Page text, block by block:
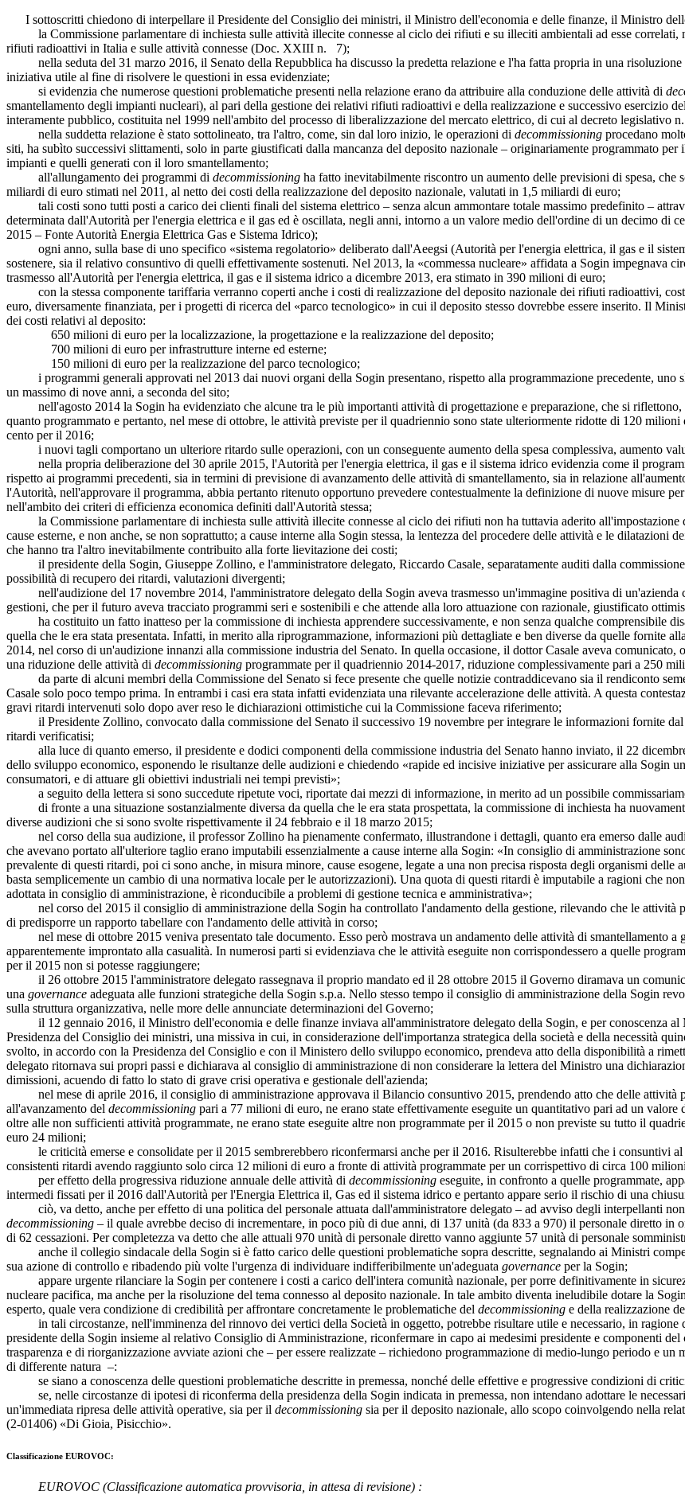
I sottoscritti chiedono di interpellare il Presidente del Consiglio dei ministri, il Ministro dell'economia e delle finanze, il Ministro
la Commissione parlamentare di inchiesta sulle attività illecite connesse al ciclo dei rifiuti e su illeciti ambientali ad esse correlati,
rifiuti radioattivi in Italia e sulle attività connesse (Doc. XXIII n. 7);
nella seduta del 31 marzo 2016, il Senato della Repubblica ha discusso la predetta relazione e l'ha fatta propria in una
iniziativa utile al fine di risolvere le questioni in essa evidenziate;
si evidenzia che numerose questioni problematiche presenti nella relazione erano da attribuire alla conduzione delle attività di
smantellamento degli impianti nucleari), al pari della gestione dei relativi rifiuti radioattivi e della realizzazione e successivo esercizio
interamente pubblico, costituita nel 1999 nell'ambito del processo di liberalizzazione del mercato elettrico, di cui al decreto legislativo
nella suddetta relazione è stato sottolineato, tra l'altro, come, sin dal loro inizio, le operazioni di decommissioning procedano
siti, ha subìto successivi slittamenti, solo in parte giustificati dalla mancanza del deposito nazionale – originariamente programmato
impianti e quelli generati con il loro smantellamento;
all'allungamento dei programmi di decommissioning ha fatto inevitabilmente riscontro un aumento delle previsioni di spesa,
miliardi di euro stimati nel 2011, al netto dei costi della realizzazione del deposito nazionale, valutati in 1,5 miliardi di euro;
tali costi sono tutti posti a carico dei clienti finali del sistema elettrico – senza alcun ammontare totale massimo predefinito –
determinata dall'Autorità per l'energia elettrica e il gas ed è oscillata, negli anni, intorno a un valore medio dell'ordine di un decimo di
2015 – Fonte Autorità Energia Elettrica Gas e Sistema Idrico);
ogni anno, sulla base di uno specifico «sistema regolatorio» deliberato dall'Aeegsi (Autorità per l'energia elettrica, il gas e il
sostenere, sia il relativo consuntivo di quelli effettivamente sostenuti. Nel 2013, la «commessa nucleare» affidata a Sogin
trasmesso all'Autorità per l'energia elettrica, il gas e il sistema idrico a dicembre 2013, era stimato in 390 milioni di euro;
con la stessa componente tariffaria verranno coperti anche i costi di realizzazione del deposito nazionale dei rifiuti radioattivi,
euro, diversamente finanziata, per i progetti di ricerca del «parco tecnologico» in cui il deposito stesso dovrebbe essere inserito. Il
dei costi relativi al deposito:
650 milioni di euro per la localizzazione, la progettazione e la realizzazione del deposito;
700 milioni di euro per infrastrutture interne ed esterne;
150 milioni di euro per la realizzazione del parco tecnologico;
i programmi generali approvati nel 2013 dai nuovi organi della Sogin presentano, rispetto alla programmazione precedente, uno
un massimo di nove anni, a seconda del sito;
nell'agosto 2014 la Sogin ha evidenziato che alcune tra le più importanti attività di progettazione e preparazione, che si riflettono,
quanto programmato e pertanto, nel mese di ottobre, le attività previste per il quadriennio sono state ulteriormente ridotte di 120
cento per il 2016;
i nuovi tagli comportano un ulteriore ritardo sulle operazioni, con un conseguente aumento della spesa complessiva, aumento
nella propria deliberazione del 30 aprile 2015, l'Autorità per l'energia elettrica, il gas e il sistema idrico evidenzia come il
rispetto ai programmi precedenti, sia in termini di previsione di avanzamento delle attività di smantellamento, sia in relazione
l'Autorità, nell'approvare il programma, abbia pertanto ritenuto opportuno prevedere contestualmente la definizione di nuove misure
nell'ambito dei criteri di efficienza economica definiti dall'Autorità stessa;
la Commissione parlamentare di inchiesta sulle attività illecite connesse al ciclo dei rifiuti non ha tuttavia aderito all'impostazione
cause esterne, e non anche, se non soprattutto; a cause interne alla Sogin stessa, la lentezza del procedere delle attività e le dilatazioni
che hanno tra l'altro inevitabilmente contribuito alla forte lievitazione dei costi;
il presidente della Sogin, Giuseppe Zollino, e l'amministratore delegato, Riccardo Casale, separatamente auditi dalla
possibilità di recupero dei ritardi, valutazioni divergenti;
nell'audizione del 17 novembre 2014, l'amministratore delegato della Sogin aveva trasmesso un'immagine positiva di un'azienda
gestioni, che per il futuro aveva tracciato programmi seri e sostenibili e che attende alla loro attuazione con razionale, giustificato
ha costituito un fatto inatteso per la commissione di inchiesta apprendere successivamente, e non senza qualche comprensibile
quella che le era stata presentata. Infatti, in merito alla riprogrammazione, informazioni più dettagliate e ben diverse da quelle fornite
2014, nel corso di un'audizione innanzi alla commissione industria del Senato. In quella occasione, il dottor Casale aveva
una riduzione delle attività di decommissioning programmate per il quadriennio 2014-2017, riduzione complessivamente pari a 250
da parte di alcuni membri della Commissione del Senato si fece presente che quelle notizie contraddicevano sia il rendiconto
Casale solo poco tempo prima. In entrambi i casi era stata infatti evidenziata una rilevante accelerazione delle attività. A questa
gravi ritardi intervenuti solo dopo aver reso le dichiarazioni ottimistiche cui la Commissione faceva riferimento;
il Presidente Zollino, convocato dalla commissione del Senato il successivo 19 novembre per integrare le informazioni fornite dal
ritardi verificatisi;
alla luce di quanto emerso, il presidente e dodici componenti della commissione industria del Senato hanno inviato, il 22
dello sviluppo economico, esponendo le risultanze delle audizioni e chiedendo «rapide ed incisive iniziative per assicurare alla Sogin
consumatori, e di attuare gli obiettivi industriali nei tempi previsti»;
a seguito della lettera si sono succedute ripetute voci, riportate dai mezzi di informazione, in merito ad un possibile
di fronte a una situazione sostanzialmente diversa da quella che le era stata prospettata, la commissione di inchiesta ha
diverse audizioni che si sono svolte rispettivamente il 24 febbraio e il 18 marzo 2015;
nel corso della sua audizione, il professor Zollino ha pienamente confermato, illustrandone i dettagli, quanto era emerso dalle
che avevano portato all'ulteriore taglio erano imputabili essenzialmente a cause interne alla Sogin: «In consiglio di amministrazione
prevalente di questi ritardi, poi ci sono anche, in misura minore, cause esogene, legate a una non precisa risposta degli organismi delle
basta semplicemente un cambio di una normativa locale per le autorizzazioni). Una quota di questi ritardi è imputabile a ragioni che
adottata in consiglio di amministrazione, è riconducibile a problemi di gestione tecnica e amministrativa»;
nel corso del 2015 il consiglio di amministrazione della Sogin ha controllato l'andamento della gestione, rilevando che le attività
di predisporre un rapporto tabellare con l'andamento delle attività in corso;
nel mese di ottobre 2015 veniva presentato tale documento. Esso però mostrava un andamento delle attività di smantellamento a
apparentemente improntato alla casualità. In numerosi parti si evidenziava che le attività eseguite non corrispondessero a quelle
per il 2015 non si potesse raggiungere;
il 26 ottobre 2015 l'amministratore delegato rassegnava il proprio mandato ed il 28 ottobre 2015 il Governo diramava un
una governance adeguata alle funzioni strategiche della Sogin s.p.a. Nello stesso tempo il consiglio di amministrazione della Sogin
sulla struttura organizzativa, nelle more delle annunciate determinazioni del Governo;
il 12 gennaio 2016, il Ministro dell'economia e delle finanze inviava all'amministratore delegato della Sogin, e per conoscenza al
Presidenza del Consiglio dei ministri, una missiva in cui, in considerazione dell'importanza strategica della società e della necessità
svolto, in accordo con la Presidenza del Consiglio e con il Ministero dello sviluppo economico, prendeva atto della disponibilità a
delegato ritornava sui propri passi e dichiarava al consiglio di amministrazione di non considerare la lettera del Ministro una
dimissioni, acuendo di fatto lo stato di grave crisi operativa e gestionale dell'azienda;
nel mese di aprile 2016, il consiglio di amministrazione approvava il Bilancio consuntivo 2015, prendendo atto che delle attività
all'avanzamento del decommissioning pari a 77 milioni di euro, ne erano state effettivamente eseguite un quantitativo pari ad un
oltre alle non sufficienti attività programmate, ne erano state eseguite altre non programmate per il 2015 o non previste su tutto il
euro 24 milioni;
le criticità emerse e consolidate per il 2015 sembrerebbero riconfermarsi anche per il 2016. Risulterebbe infatti che i consuntivi
consistenti ritardi avendo raggiunto solo circa 12 milioni di euro a fronte di attività programmate per un corrispettivo di circa 100
per effetto della progressiva riduzione annuale delle attività di decommissioning eseguite, in confronto a quelle programmate,
intermedi fissati per il 2016 dall'Autorità per l'Energia Elettrica il, Gas ed il sistema idrico e pertanto appare serio il rischio di una
ciò, va detto, anche per effetto di una politica del personale attuata dall'amministratore delegato – ad avviso degli interpellanti
decommissioning – il quale avrebbe deciso di incrementare, in poco più di due anni, di 137 unità (da 833 a 970) il personale diretto in
di 62 cessazioni. Per completezza va detto che alle attuali 970 unità di personale diretto vanno aggiunte 57 unità di personale
anche il collegio sindacale della Sogin si è fatto carico delle questioni problematiche sopra descritte, segnalando ai Ministri
sua azione di controllo e ribadendo più volte l'urgenza di individuare indifferibilmente un'adeguata governance per la Sogin;
appare urgente rilanciare la Sogin per contenere i costi a carico dell'intera comunità nazionale, per porre definitivamente in
nucleare pacifica, ma anche per la risoluzione del tema connesso al deposito nazionale. In tale ambito diventa ineludibile dotare la
esperto, quale vera condizione di credibilità per affrontare concretamente le problematiche del decommissioning e della realizzazione
in tali circostanze, nell'imminenza del rinnovo dei vertici della Società in oggetto, potrebbe risultare utile e necessario, in ragione
presidente della Sogin insieme al relativo Consiglio di Amministrazione, riconfermare in capo ai medesimi presidente e componenti
trasparenza e di riorganizzazione avviate azioni che – per essere realizzate – richiedono programmazione di medio-lungo periodo e
di differente natura –:
se siano a conoscenza delle questioni problematiche descritte in premessa, nonché delle effettive e progressive condizioni di
se, nelle circostanze di ipotesi di riconferma della presidenza della Sogin indicata in premessa, non intendano adottare le
un'immediata ripresa delle attività operative, sia per il decommissioning sia per il deposito nazionale, allo scopo coinvolgendo nella
(2-01406) «Di Gioia, Pisicchio».
Classificazione EUROVOC:
EUROVOC (Classificazione automatica provvisoria, in attesa di revisione) :